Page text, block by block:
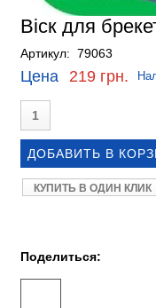
Віск для
Артикул: 79063
Цена 219 грн.
КУПИТЬ В ОДИН КЛИК
Поделиться: